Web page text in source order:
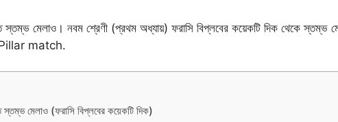
স্তম্ভ মেলাও। নবম শ্রেণী (প্রথম অধ্যায়) ফরাসি বিপ্লবের কয়েকটি দিক থেকে স্তম্ভ
match.
মেলাও (ফরাসি বিপ্লবের কয়েকটি দিক)